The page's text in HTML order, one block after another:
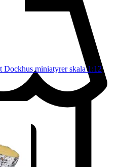
miniatyrer skala 1:12